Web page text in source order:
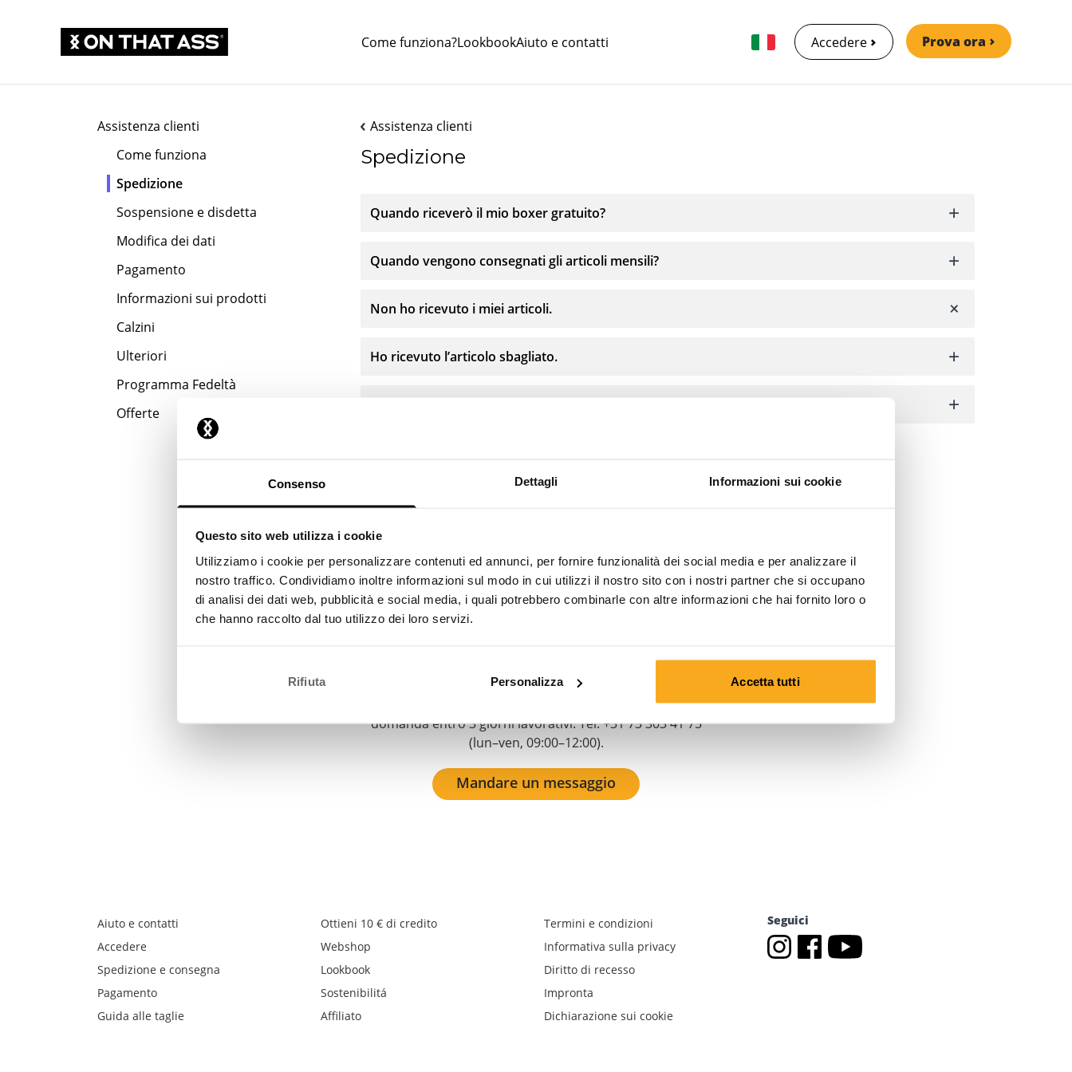
Consenso Dettagli Informazioni sui cookie
Questo sito web utilizza i cookie
Utilizziamo i cookie per personalizzare contenuti ed annunci, per fornire funzionalità dei social media e per analizzare il
nostro traffico. Condividiamo inoltre informazioni sul modo in cui utilizzi il nostro sito con i nostri partner che si occupano
di analisi dei dati web, pubblicità e social media, i quali potrebbero combinarle con altre informazioni che hai fornito loro o
che hanno raccolto dal tuo utilizzo dei loro servizi.
Rifiuta Personalizza Accetta tutti
Come funziona?LookbookAiuto e contatti Accedere Prova ora
Assistenza clienti
Come funziona
Spedizione
Sospensione e disdetta
Modifica dei dati
Pagamento
Informazioni sui prodotti
Calzini
Ulteriori
Programma Fedeltà
Offerte
Assistenza clienti
Spedizione
Quando riceverò il mio boxer gratuito?
Quando vengono consegnati gli articoli mensili?
Non ho ricevuto i miei articoli.
Ho ricevuto l’articolo sbagliato.
Mettiti in contatto con
noi
Restiamo a tua disposizione 24 ore su 24, 7 giorni su 7!
Utilizza il nostro chatbot per ricevere rapidamente una
abbonamento e formula la tua domanda. Puoi
contattarci anche tramite l’indirizzo e-mail hello-
it@onthatass.com. Ci impegniamo a rispondere alla tua
domanda entro 3 giorni lavorativi. Tel: +31 73 303 41 75
(lun–ven, 09:00–12:00).
Mandare un messaggio
Aiuto e contatti
Accedere
Spedizione e consegna
Pagamento
Guida alle taglie
Ottieni 10 € di credito
Webshop
Lookbook
Sostenibilitá
Affiliato
Termini e condizioni
Informativa sulla privacy
Diritto di recesso
Impronta
Dichiarazione sui cookie
Seguici